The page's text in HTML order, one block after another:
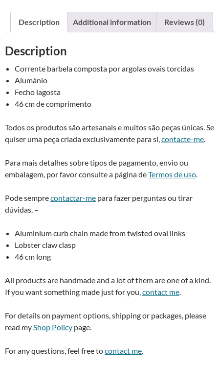
fecho
lagosta
Aluminium
curb
chain
with
lobster
quantity
a
t
e
Description Additional information Reviews (0)
Description
Corrente barbela composta por argolas ovais torcidas
Alumà­nio
Fecho lagosta
46 cm de comprimento
Todos os produtos são artesanais e muitos são peças únicas. Se
quiser uma peça criada exclusivamente para si, contacte-me
Para mais detalhes sobre tipos de pagamento, envio ou
embalagem, por favor consulte a página deTermos de uso
Pode semprecontactar-me para fazer perguntas ou tirar
dúvidas. –
Aluminium curb chain made from twisted oval links
Lobster claw clasp
46 cm long
All products are handmade and a lot of them are one of a kind.
If you want something made just for you, contact me
For details on payment options, shipping or packages, please
read my Shop Policy page.
For any questions, feel free tocontact me